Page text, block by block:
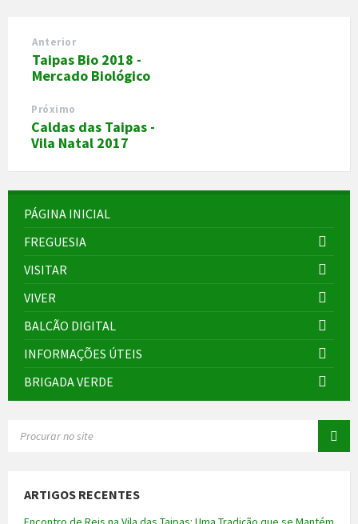
Anterior
Taipas Bio 2018 -
Mercado Biológico
Próximo
Caldas das Taipas -
Vila Natal 2017
PÁGINA INICIAL
FREGUESIA
VISITAR
VIVER
BALCÃO DIGITAL
INFORMAÇÕES ÚTEIS
BRIGADA VERDE
ARTIGOS RECENTES